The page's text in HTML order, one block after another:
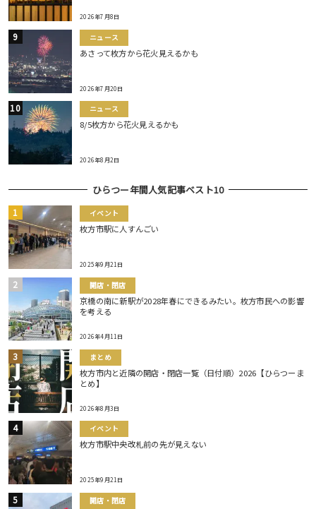
2026年7月8日
ニュース
あさって枚方から花火見えるかも
2026年7月20日
ニュース
8/5枚方から花火見えるかも
2026年8月2日
ひらつー年間人気記事ベスト10
イベント
枚方市駅に人すんごい
2025年9月21日
開店・閉店
京橋の南に新駅が2028年春にできるみたい。枚方市民への影響
を考える
2026年4月11日
まとめ
枚方市内と近隣の開店・閉店一覧（日付順）2026【ひらつーま
とめ】
2026年8月3日
イベント
枚方市駅中央改札前の先が見えない
2025年9月21日
開店・閉店